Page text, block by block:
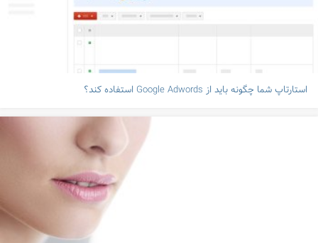
استارتاپ شما چگونه باید از Google Adwords استفاده کند؟